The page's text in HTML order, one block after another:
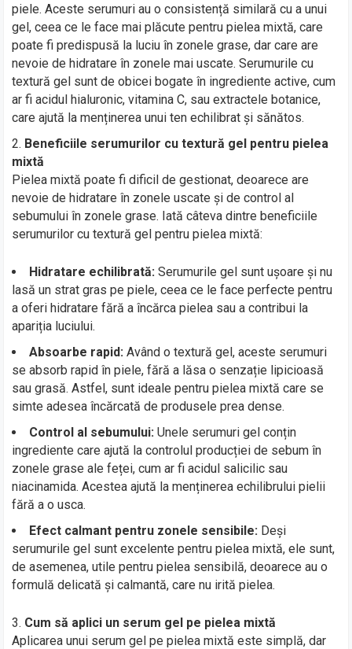
piele. Aceste serumuri au o consistență similară cu a unui
gel, ceea ce le face mai plăcute pentru pielea mixtă, care
poate fi predispusă la luciu în zonele grase, dar care are
nevoie de hidratare în zonele mai uscate. Serumurile cu
textură gel sunt de obicei bogate în ingrediente active, cum
ar fi acidul hialuronic, vitamina C, sau extractele botanice,
care ajută la menținerea unui ten echilibrat și sănătos.
Beneficiile serumurilor cu textură gel pentru pielea
mixtă
Pielea mixtă poate fi dificil de gestionat, deoarece are
nevoie de hidratare în zonele uscate și de control al
sebumului în zonele grase. Iată câteva dintre beneficiile
serumurilor cu textură gel pentru pielea mixtă:
Hidratare echilibrată: Serumurile gel sunt ușoare și nu
lasă un strat gras pe piele, ceea ce le face perfecte pentru
a oferi hidratare fără a încărca pielea sau a contribui la
apariția luciului.
Absoarbe rapid: Având o textură gel, aceste serumuri
se absorb rapid în piele, fără a lăsa o senzație lipicioasă
sau grasă. Astfel, sunt ideale pentru pielea mixtă care se
simte adesea încărcată de produsele prea dense.
Control al sebumului: Unele serumuri gel conțin
ingrediente care ajută la controlul producției de sebum în
zonele grase ale feței, cum ar fi acidul salicilic sau
niacinamida. Acestea ajută la menținerea echilibrului pielii
fără a o usca.
Efect calmant pentru zonele sensibile: Deși
serumurile gel sunt excelente pentru pielea mixtă, ele sunt,
de asemenea, utile pentru pielea sensibilă, deoarece au o
formulă delicată și calmantă, care nu irită pielea.
Cum să aplici un serum gel pe pielea mixtă
Aplicarea unui serum gel pe pielea mixtă este simplă, dar